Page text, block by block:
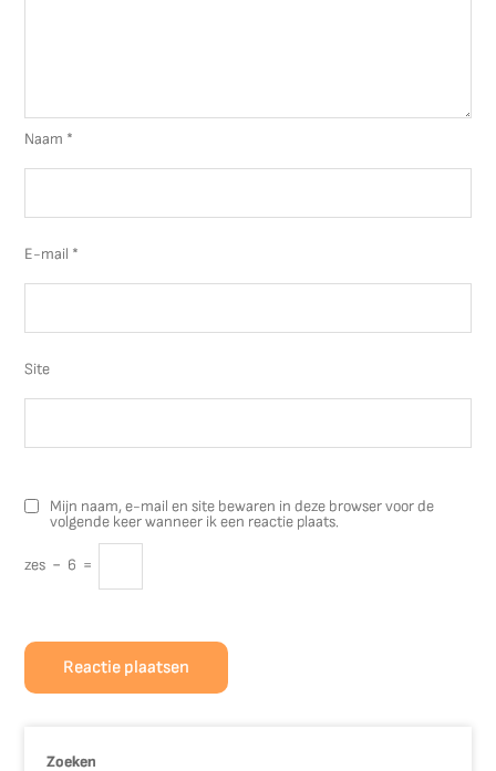
Naam *
E-mail *
Site
Mijn naam, e-mail en site bewaren in deze browser voor de
volgende keer wanneer ik een reactie plaats.
zes − 6 =
Zoeken